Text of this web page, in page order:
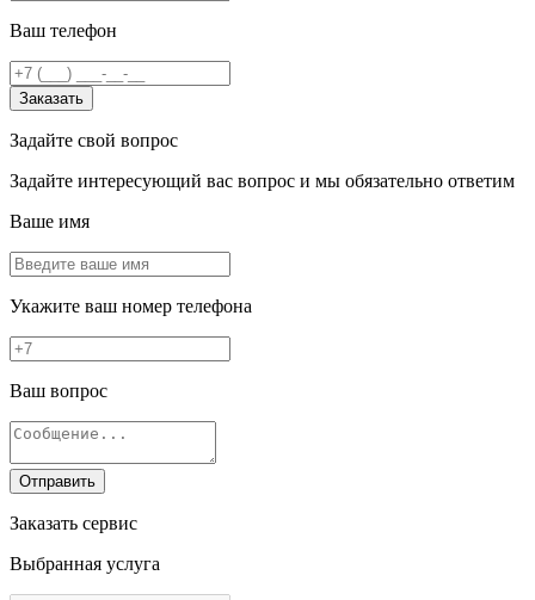
Ваш телефон
Заказать
Задайте свой вопрос
Задайте интересующий вас вопрос и мы обязательно ответим
Ваше имя
Укажите ваш номер телефона
Ваш вопрос
Отправить
Заказать сервис
Выбранная услуга